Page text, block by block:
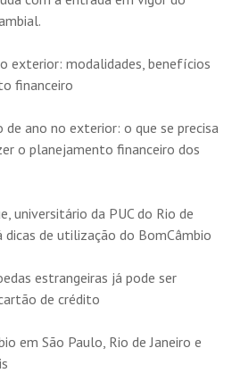
exterior: modalidades, benefícios
financeiro
de ano no exterior: o que se precisa
o planejamento financeiro dos
universitário da PUC do Rio de
dicas de utilização do BomCâmbio
estrangeiras já pode ser
de crédito
em São Paulo, Rio de Janeiro e